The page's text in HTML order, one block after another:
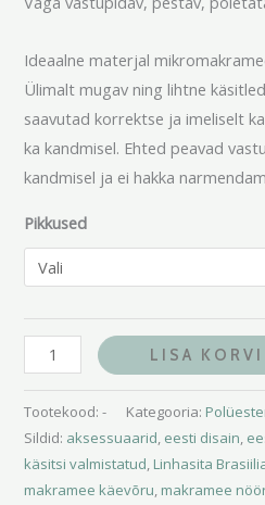
Ideaalne materjal
Ülimalt mugav ning lihtne
saavutad korrektse ja imeliselt
ka kandmisel. Ehted peavad
kandmisel ja ei hakka
Pikkused
LISA KORVI
Tootekood:- Kategooria:
Sildid: aksessuaarid, eesti disain,
käsitsi valmistatud, Linhasita
makramee käevõru, makramee